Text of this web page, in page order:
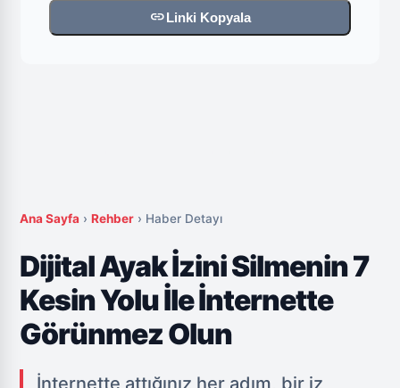
linkLinki Kopyala
Ana Sayfa ›Rehber › Haber Detayı
Dijital Ayak İzini Silmenin 7
Kesin Yolu İle İnternette
Görünmez Olun
İnternette attığınız her adım, bir iz